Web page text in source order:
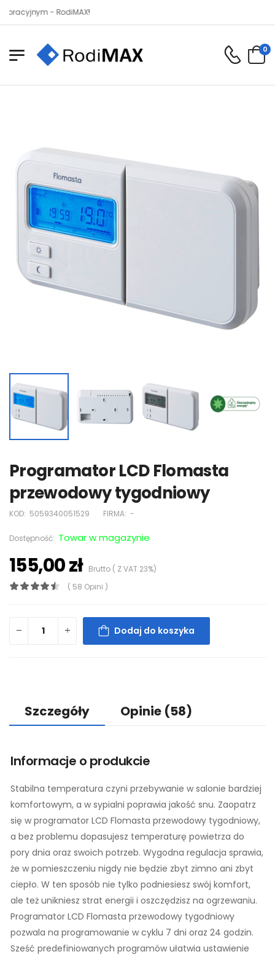
- RodiMAX!
0
Programator LCD Flomasta
przewodowy tygodniowy
KOD: 5059340051529 FIRMA: -
Dostępność: Towar w magazynie
155,00 złBrutto ( Z VAT 23%)
( 58 Opini )
Dodaj do koszyka
Szczegóły Opinie (58)
Informacje o produkcie
Stabilna temperatura czyni przebywanie w salonie bardziej
komfortowym, a w sypialni poprawia jakość snu. Zaopatrz
się w programator LCD Flomasta przewodowy tygodniowy,
a bez problemu dopasujesz temperaturę powietrza do
pory dnia oraz swoich potrzeb. Wygodna regulacja sprawia,
że w pomieszczeniu nigdy nie będzie zbyt zimno ani zbyt
ciepło. W ten sposób nie tylko podniesiesz swój komfort,
ale też unikniesz strat energii i oszczędzisz na ogrzewaniu.
Programator LCD Flomasta przewodowy tygodniowy
pozwala na programowanie w cyklu 7 dni oraz 24 godzin.
Sześć predefiniowanych programów ułatwia ustawienie